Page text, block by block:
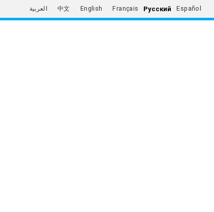
العربية 中文 English Français Русский Español